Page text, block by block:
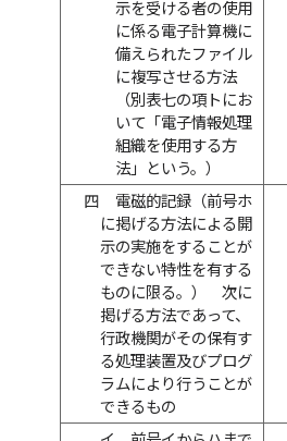
示を受ける者の使用
に係る電子計算機に
備えられたファイル
に複写させる方法
（別表七の項トにお
いて「電子情報処理
組織を使用する方
法」という。）
四
電磁的記録（前号ホ
に掲げる方法による開
示の実施をすることが
できない特性を有する
ものに限る。） 次に
掲げる方法であって、
行政機関がその保有す
る処理装置及びプログ
ラムにより行うことが
できるもの